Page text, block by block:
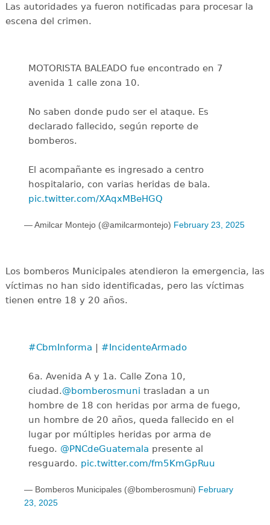
Las autoridades ya fueron notificadas para procesar la
escena del crimen.
MOTORISTA BALEADO fue encontrado en 7
avenida 1 calle zona 10.
No saben donde pudo ser el ataque. Es
declarado fallecido, según reporte de
bomberos.
El acompañante es ingresado a centro
hospitalario, con varias heridas de bala.
pic.twitter.com/XAqxMBeHGQ
— Amilcar Montejo (@amilcarmontejo) February 23, 2025
Los bomberos Municipales atendieron la emergencia, las
víctimas no han sido identificadas, pero las víctimas
tienen entre 18 y 20 años.
#CbmInforma | #IncidenteArmado
6a. Avenida A y 1a. Calle Zona 10,
ciudad.@bomberosmuni trasladan a un
hombre de 18 con heridas por arma de fuego,
un hombre de 20 años, queda fallecido en el
lugar por múltiples heridas por arma de
fuego. @PNCdeGuatemala presente al
resguardo. pic.twitter.com/fm5KmGpRuu
— Bomberos Municipales (@bomberosmuni) February
23, 2025